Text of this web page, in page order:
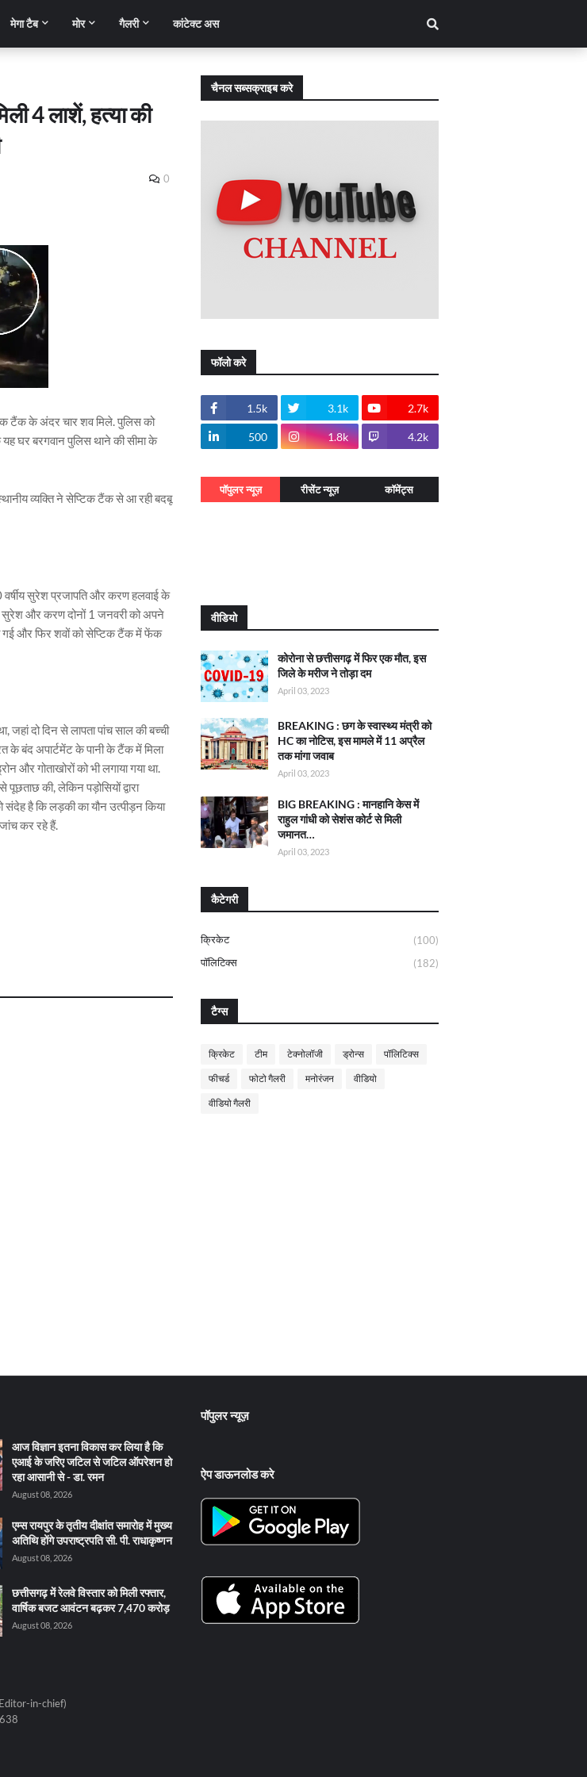
मेगा टैब मोर गैलरी कांटेक्ट अस
4 लाशें, हत्या की
0
टैंक के अंदर चार शव मिले. पुलिस को
घर बरगवान पुलिस थाने की सीमा के
व्यक्ति ने सेप्टिक टैंक से आ रही बदबू
वर्षीय सुरेश प्रजापति और करण हलवाई के
सुरेश और करण दोनों 1 जनवरी को अपने
गई और फिर शवों को सेप्टिक टैंक में फेंक
दो दिन से लापता पांच साल की बच्ची
के बंद अपार्टमेंट के पानी के टैंक में मिला
और गोताखोरों को भी लगाया गया था.
की, लेकिन पड़ोसियों द्वारा
है कि लड़की का यौन उत्पीड़न किया
कर रहे हैं.
चैनल सब्सक्राइब करे
फॉलो करे
1.5k 3.1k 2.7k
500 1.8k 4.2k
पॉपुलर न्यूज़ रीसेंट न्यूज़ कॉमेंट्स
वीडियो
कोरोना से छत्तीसगढ़ में फिर एक मौत, इस
जिले के मरीज ने तोड़ा दम
April 03, 2023
BREAKING : छग के स्वास्थ्य मंत्री को
HC का नोटिस, इस मामले में 11 अप्रैल
तक मांगा जवाब
April 03, 2023
BIG BREAKING : मानहानि केस में
राहुल गांधी को सेशंस कोर्ट से मिली
जमानत…
April 03, 2023
कैटेगरी
क्रिकेट
(100)
पॉलिटिक्स
(182)
टैग्स
क्रिकेट टीम टेक्नोलॉजी ड्रोन्स पॉलिटिक्स
फीचर्ड फोटो गैलरी मनोरंजन वीडियो
वीडियो गैलरी
आज विज्ञान इतना विकास कर लिया है कि
एआई के जरिए जटिल से जटिल ऑपरेशन हो
रहा आसानी से - डा. रमन
August 08, 2026
एम्स रायपुर के तृतीय दीक्षांत समारोह में मुख्य
अतिथि होंगे उपराष्ट्रपति सी. पी. राधाकृष्णन
August 08, 2026
छत्तीसगढ़ में रेलवे विस्तार को मिली रफ्तार,
वार्षिक बजट आवंटन बढ़कर 7,470 करोड़
August 08, 2026
in-chief)
पॉपुलर न्यूज़
ऐप डाऊनलोड करे